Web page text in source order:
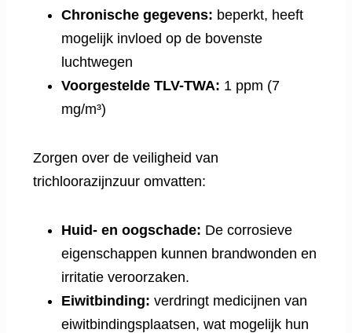
Chronische gegevens: beperkt, heeft
mogelijk invloed op de bovenste
luchtwegen
Voorgestelde TLV-TWA: 1 ppm (7
mg/m³)
Zorgen over de veiligheid van
trichloorazijnzuur omvatten:
Huid- en oogschade: De corrosieve
eigenschappen kunnen brandwonden en
irritatie veroorzaken.
Eiwitbinding: verdringt medicijnen van
eiwitbindingsplaatsen, wat mogelijk hun